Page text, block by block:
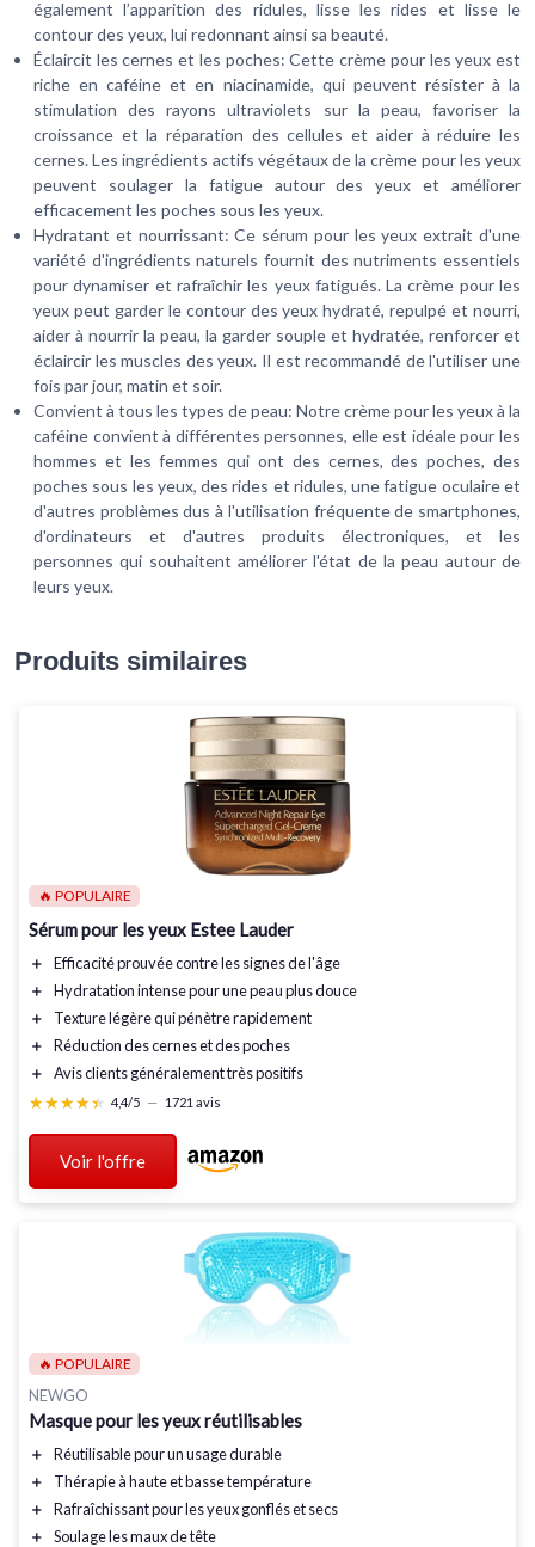
également l’apparition des ridules, lisse les rides et lisse le
contour des yeux, lui redonnant ainsi sa beauté.
Éclaircit les cernes et les poches: Cette crème pour les yeux est
riche en caféine et en niacinamide, qui peuvent résister à la
stimulation des rayons ultraviolets sur la peau, favoriser la
croissance et la réparation des cellules et aider à réduire les
cernes. Les ingrédients actifs végétaux de la crème pour les yeux
peuvent soulager la fatigue autour des yeux et améliorer
efficacement les poches sous les yeux.
Hydratant et nourrissant: Ce sérum pour les yeux extrait d'une
variété d'ingrédients naturels fournit des nutriments essentiels
pour dynamiser et rafraîchir les yeux fatigués. La crème pour les
yeux peut garder le contour des yeux hydraté, repulpé et nourri,
aider à nourrir la peau, la garder souple et hydratée, renforcer et
éclaircir les muscles des yeux. Il est recommandé de l'utiliser une
fois par jour, matin et soir.
Convient à tous les types de peau: Notre crème pour les yeux à la
caféine convient à différentes personnes, elle est idéale pour les
hommes et les femmes qui ont des cernes, des poches, des
poches sous les yeux, des rides et ridules, une fatigue oculaire et
d'autres problèmes dus à l'utilisation fréquente de smartphones,
d'ordinateurs et d'autres produits électroniques, et les
personnes qui souhaitent améliorer l'état de la peau autour de
leurs yeux.
Produits similaires
🔥 POPULAIRE
Sérum pour les yeux Estee Lauder
＋ Efficacitéprouvée contre les signes de l'âge
＋
Hydratationintense pour une peau plus douce
＋
Texture légèrequi pénètre rapidement
＋
Réduction des cerneset des poches
＋
Avis clientsgénéralement très positifs
★★★★★
★★★★★ 4,4/5 — 1721 avis
Voir l'offre
🔥 POPULAIRE
NEWGO
Masque pour les yeux réutilisables
＋ Réutilisablepour un usage durable
＋
Thérapie à haute et basse température
＋
Rafraîchissantpour les yeux gonflés et secs
＋
Soulage lesmaux de tête